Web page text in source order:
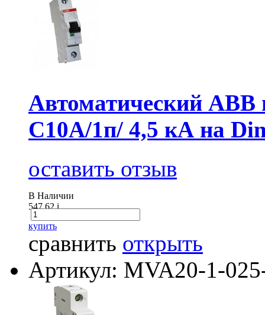
Автоматический АВВ
C10А/1п/ 4,5 кА на
оставить отзыв
В Наличии
547.62i
купить
сравнить открыть
Артикул: MVA20-1-